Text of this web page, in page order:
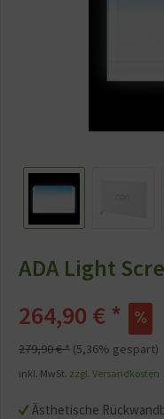
ADA Light
Ästhetische
264,90 € *
279,90 € * (5,36% gespart)
inkl. MwSt. zzgl. Versandkosten